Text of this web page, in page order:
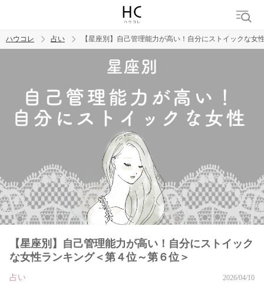
トレンド ワード
ハウコレ 占い 【星座別】自己管理能力が高い！自分にストイックな女
【星座別】自己管理能力が高い！自分にストイック
な女性ランキング＜第４位～第６位＞
占い 2026/04/10